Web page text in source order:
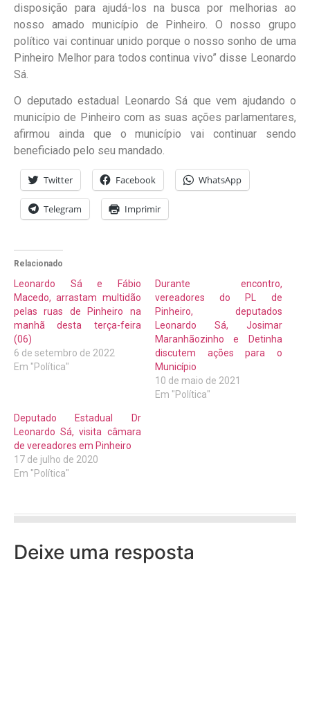
disposição para ajudá-los na busca por melhorias ao
nosso amado município de Pinheiro. O nosso grupo
político vai continuar unido porque o nosso sonho de uma
Pinheiro Melhor para todos continua vivo” disse Leonardo
Sá.
O deputado estadual Leonardo Sá que vem ajudando o
município de Pinheiro com as suas ações parlamentares,
afirmou ainda que o município vai continuar sendo
beneficiado pelo seu mandado.
Twitter Facebook WhatsApp
Telegram Imprimir
Relacionado
Leonardo Sá e Fábio
Macedo, arrastam multidão
pelas ruas de Pinheiro na
manhã desta terça-feira
(06)
6 de setembro de 2022
Em "Política"
Durante encontro,
vereadores do PL de
Pinheiro, deputados
Leonardo Sá, Josimar
Maranhãozinho e Detinha
discutem ações para o
Município
10 de maio de 2021
Em "Política"
Deputado Estadual Dr
Leonardo Sá, visita câmara
de vereadores em Pinheiro
17 de julho de 2020
Em "Política"
Deixe uma resposta